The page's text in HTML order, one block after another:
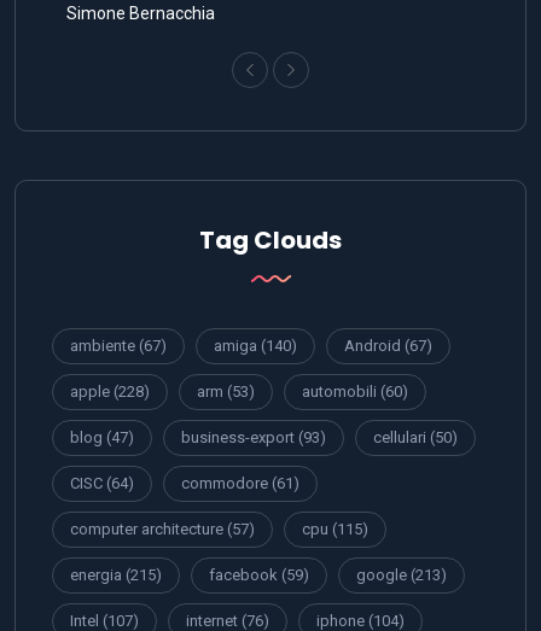
Simone Bernacchia
Tag Clouds
ambiente (67) amiga (140) Android (67)
apple (228) arm (53) automobili (60)
blog (47) business-export (93) cellulari (50)
CISC (64) commodore (61)
computer architecture (57) cpu (115)
energia (215) facebook (59) google (213)
Intel (107) internet (76) iphone (104)